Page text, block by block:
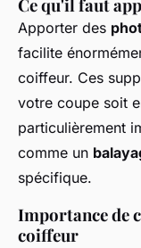
Ce qu'il faut
Apporter des
facilite
coiffeur. Ces
votre coupe soit
particulièrement
comme un
spécifique.
Importance de
coiffeur